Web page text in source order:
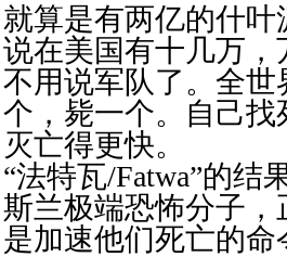
就算是有两亿的什
说在美国有十几万
不用说军队了。全
个，毙一个。自己找
灭亡得更快。
“法特瓦/Fatwa”的结
斯兰极端恐怖分子
是加速他们死亡的命